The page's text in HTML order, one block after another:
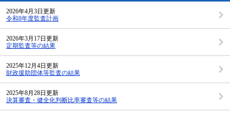
2026年4月3日更新
令和8年度監査計画
2026年3月17日更新
定期監査等の結果
2025年12月4日更新
財政援助団体等監査の結果
2025年8月28日更新
決算審査・健全化判断比率審査等の結果